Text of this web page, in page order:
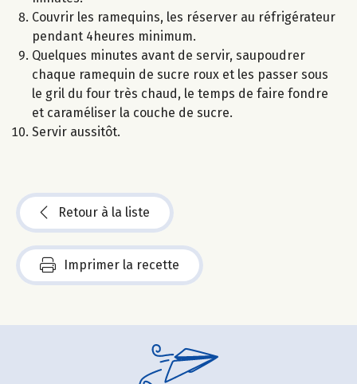
Couvrir les ramequins, les réserver au réfrigérateur
pendant 4heures minimum.
Quelques minutes avant de servir, saupoudrer
chaque ramequin de sucre roux et les passer sous
le gril du four très chaud, le temps de faire fondre
et caraméliser la couche de sucre.
Servir aussitôt.
Retour à la liste
Imprimer la recette